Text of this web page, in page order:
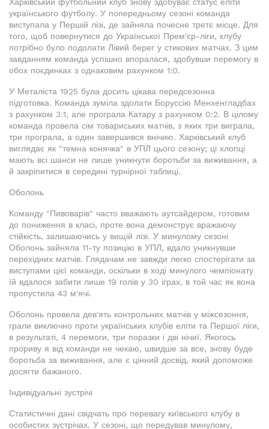
українського футболу. У попередньому сезоні команда
виступала у Першій лізі, де зайняла почесне третє місце. Для
того, щоб повернутися до Української Прем'єр-ліги, клубу
потрібно було подолати Лівий берег у стикових матчах. З цим
завданням команда успішно впоралася, здобувши перемогу в
обох поєдинках з однаковим рахунком 1:0.
У Металіста 1925 була досить цікава передсезонна
підготовка. Команда зуміла здолати Боруссію Менхенгладбах
з рахунком 3:1, але програла Катару з рахунком 0:2. В цілому
команда провела сім товариських матчів, з яких три виграла,
три програла, а один завершився внічию. Харківський клуб
виглядає як "темна конячка" в УПЛ цього сезону; ці хлопці
мають всі шанси не лише уникнути боротьби за виживання, а
й закріпитися в середині турнірної таблиці.
Оболонь
Команду "Пивоварів" часто вважають аутсайдером, готовим
до пониження в класі, проте вона демонструє вражаючу
стійкість, залишаючись у вищій лізі. У минулому сезоні
Оболонь зайняла 11-ту позицію в УПЛ, вдало уникнувши
перехідних матчів. Глядачам не завжди легко спостерігати за
виступами цієї команди, оскільки в ході минулого чемпіонату
їй вдалося забити лише 19 голів у 30 іграх, в той час як вона
пропустила 43 м'ячі.
Оболонь провела дев'ять контрольних матчів у міжсезоння,
грали виключно проти українських клубів еліти та Першої ліги,
в результаті, 4 перемоги, три поразки і дві нічиї. Якогось
прориву я від команди не чекаю, швидше за все, знову буде
боротьба за виживання, але є цінний досвід, який допоможе
досягти бажаного.
Індивідуальні зустрічі
Статистичні дані свідчать про перевагу київського клубу в
особистих зустрічах. У сезоні, що передував минулому,